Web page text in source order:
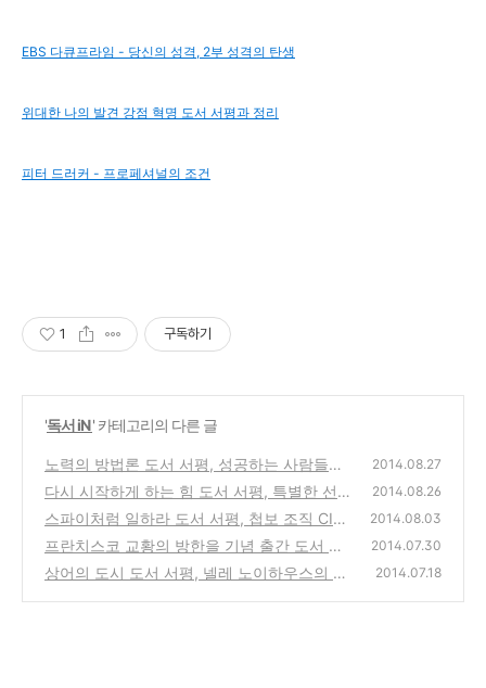
EBS 다큐프라임 - 당신의 성격, 2부 성격의 탄생
위대한 나의 발견 강점 혁명 도서 서평과 정리
피터 드러커 - 프로페셔널의 조건
1 구독하기
'독서 iN' 카테고리의 다른 글
노력의 방법론 도서 서평, 성공하는 사람들의
노력의 비결과 나만의 노하우를 만드는 방법
(0)
2014.08.27
다시 시작하게 하는 힘 도서 서평, 특별한 선택
을 하는 순간 일어나는 기적의 힘은?
(0)
2014.08.26
스파이처럼 일하라 도서 서평, 첩보 조직 CIA
의 정보력, 관찰력, 분석력
(0)
2014.08.03
프란치스코 교황의 방한을 기념 출간 도서 안
녕하세요 교황입니다 책 서평
(0)
2014.07.30
상어의 도시 도서 서평, 넬레 노이하우스의 대
2014.07.18